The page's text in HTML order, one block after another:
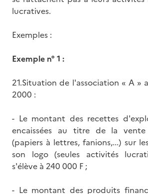
lucratives.
Exemples :
Exemple n° 1 :
21.Situation de l'association « A »
2000 :
- Le montant des recettes
encaissées au titre de la
(papiers à lettres, fanions,...) sur
son logo (seules activités
s'élève à 240 000 F ;
- Le montant des produits